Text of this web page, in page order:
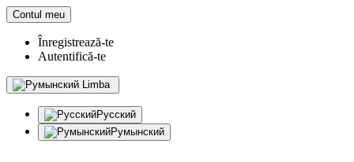
Contul meu
Înregistrează-te
Autentifică-te
Limba
Русский
Румынский